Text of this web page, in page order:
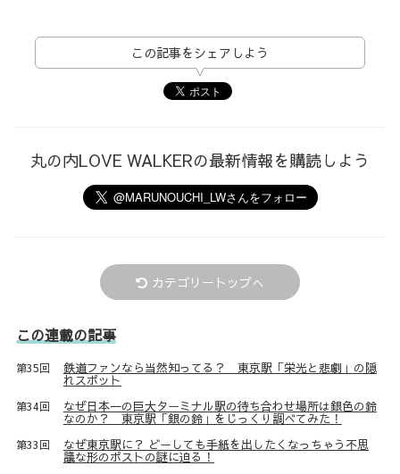
この記事をシェアしよう
丸の内LOVE WALKERの最新情報を購読しよう
カテゴリートップへ
この連載の記事
第35回 鉄道ファンなら当然知ってる？ 東京駅「栄光と悲劇」の隠
れスポット
第34回 なぜ日本一の巨大ターミナル駅の待ち合わせ場所は銀色の鈴
なのか？ 東京駅「銀の鈴」をじっくり調べてみた！
第33回 なぜ東京駅に？ どーしても手紙を出したくなっちゃう不思
議な形のポストの謎に迫る！